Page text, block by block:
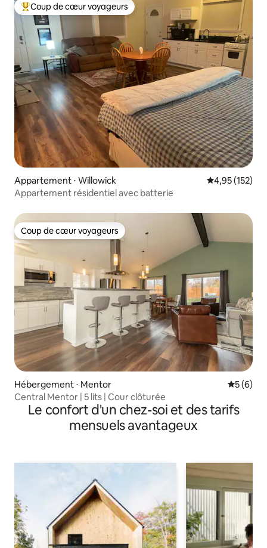
Coups de cœur voyageurs les plus appréciés
Coup de cœur voyageurs
Appartement ⋅ Willowick Évaluation
4,95 (152)
Appartement résidentiel avec batterie
Coup de cœur voyageurs
Coup de cœur voyageurs
Hébergement ⋅ Mentor
5 (6)
Central Mentor | 5 lits | Cour clôturée
Le confort d'un chez-soi et des tarifs
mensuels avantageux